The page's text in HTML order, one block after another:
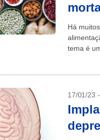
Há
tema é
17/01/23